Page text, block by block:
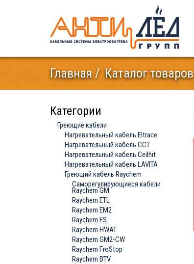
Главная Каталог товаров
Категории
Греющие кабели
Нагревательный кабель Eltrace
Нагревательный кабель ССТ
Нагревательный кабель Ceilhit
Нагревательный кабель LAVITA
Греющий кабель Raychem
Саморегулирующиеся кабели
Raychem GM
Raychem ETL
Raychem EM2
Raychem FS
Raychem HWAT
Raychem GM2-CW
Raychem FroStop
Raychem BTV